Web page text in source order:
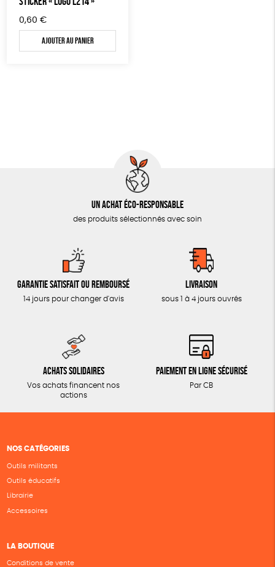
0,60 €
Ajouter au panier
Un achat éco-responsable
des produits sélectionnés avec soin
Garantie satisfait ou remboursé
14 jours pour changer d'avis
Livraison
sous 1 à 4 jours ouvrés
Achats solidaires
Vos achats financent nos
actions
Paiement en ligne sécurisé
Par CB
NOS CATÉGORIES
Outils militants
Outils éducatifs
Librairie
Accessoires
LA BOUTIQUE
Conditions de vente